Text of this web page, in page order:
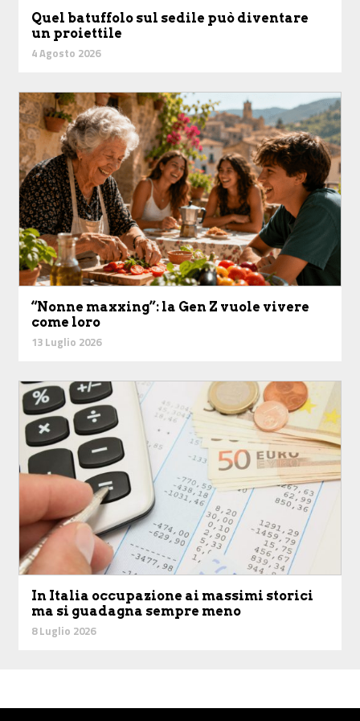
Quel batuffolo sul sedile può diventare
un proiettile
4 Agosto 2026
“Nonne maxxing”: la Gen Z vuole vivere
come loro
13 Luglio 2026
In Italia occupazione ai massimi storici
ma si guadagna sempre meno
8 Luglio 2026